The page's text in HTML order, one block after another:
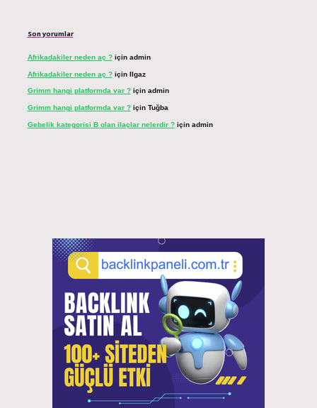
Son yorumlar
Afrikadakiler neden aç ?için admin
Afrikadakiler neden aç ?için Ilgaz
Grimm hangi platformda var ?için admin
Grimm hangi platformda var ?için Tuğba
Gebelik kategorisi B olan ilaçlar nelerdir ?için admin